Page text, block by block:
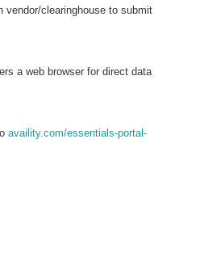
vendor/clearinghouse to submit
a web browser for direct data
availity.com/essentials-portal-